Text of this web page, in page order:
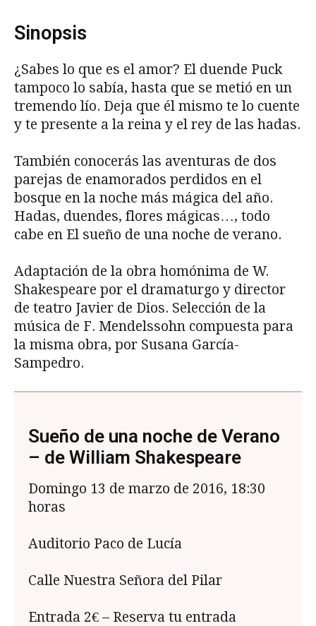
Sinopsis
¿Sabes lo que es el amor? El duende Puck
tampoco lo sabía, hasta que se metió en un
tremendo lío. Deja que él mismo te lo cuente
y te presente a la reina y el rey de las hadas.
También conocerás las aventuras de dos
parejas de enamorados perdidos en el
bosque en la noche más mágica del año.
Hadas, duendes, flores mágicas…, todo
cabe en El sueño de una noche de verano.
Adaptación de la obra homónima de W.
Shakespeare por el dramaturgo y director
de teatro Javier de Dios. Selección de la
música de F. Mendelssohn compuesta para
la misma obra, por Susana García-
Sampedro.
Sueño de una noche de Verano
– de William Shakespeare
Domingo 13 de marzo de 2016, 18:30
horas
Auditorio Paco de Lucía
Calle Nuestra Señora del Pilar
Entrada 2€ – Reserva tu entrada